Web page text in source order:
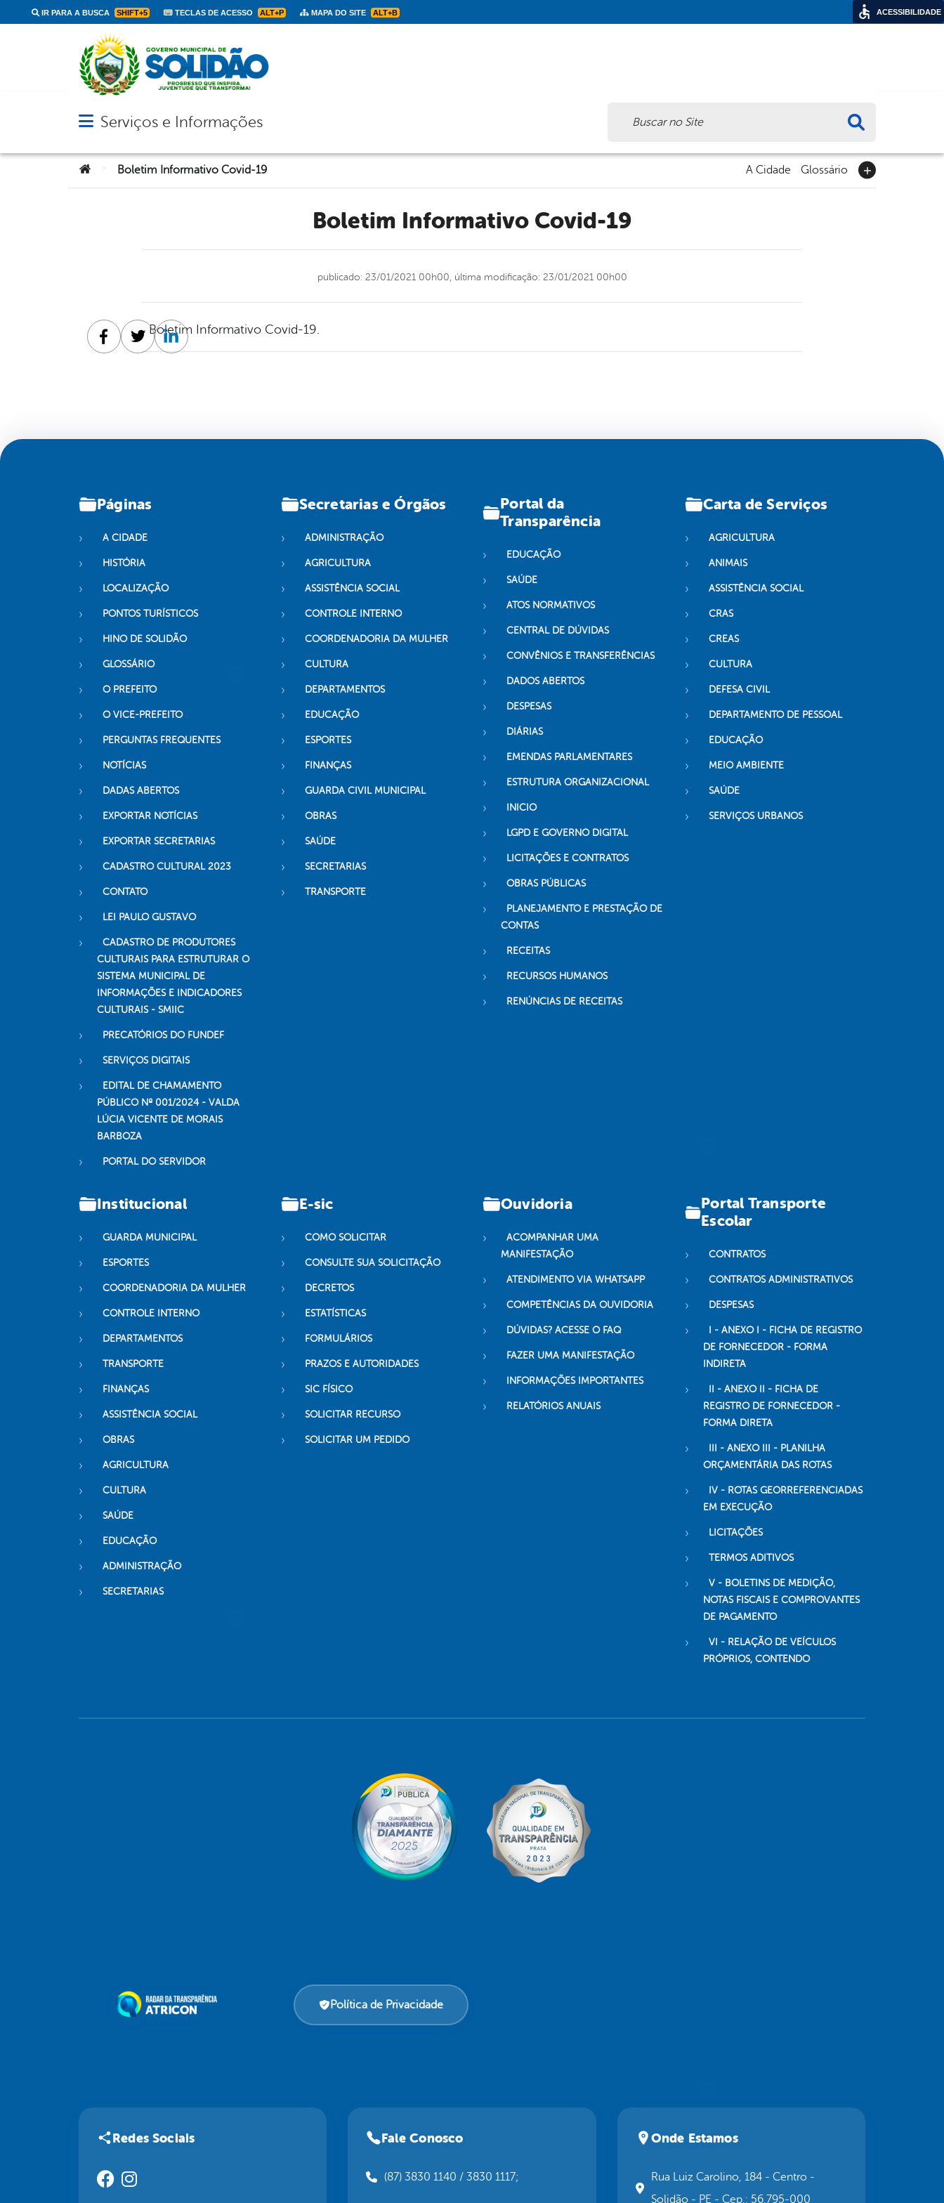
IR PARA A BUSCA SHIFT+5 TECLAS DE ACESSO ALT+P MAPA DO SITE ALT+B
Abrir menu principal de navegação
Serviços e Informações
Você está aqui:Boletim Informativo Covid-19 A Cidade Glossário
Boletim Informativo Covid-19
publicado: 23/01/2021 00h00, última modificação: 23/01/2021 00h00
Boletim Informativo Covid-19.
Facebook
TwitterLinkedin
Páginas
A CIDADE
HISTÓRIA
LOCALIZAÇÃO
PONTOS TURÍSTICOS
HINO DE SOLIDÃO
GLOSSÁRIO
O PREFEITO
O VICE-PREFEITO
PERGUNTAS FREQUENTES
NOTÍCIAS
DADAS ABERTOS
EXPORTAR NOTÍCIAS
EXPORTAR SECRETARIAS
CADASTRO CULTURAL 2023
CONTATO
LEI PAULO GUSTAVO
CADASTRO DE PRODUTORES
CULTURAIS PARA ESTRUTURAR O
SISTEMA MUNICIPAL DE
INFORMAÇÕES E INDICADORES
CULTURAIS - SMIIC
PRECATÓRIOS DO FUNDEF
SERVIÇOS DIGITAIS
EDITAL DE CHAMAMENTO
PÚBLICO Nº 001/2024 - VALDA
LÚCIA VICENTE DE MORAIS
BARBOZA
PORTAL DO SERVIDOR
Secretarias e Órgãos
ADMINISTRAÇÃO
AGRICULTURA
ASSISTÊNCIA SOCIAL
CONTROLE INTERNO
COORDENADORIA DA MULHER
CULTURA
DEPARTAMENTOS
EDUCAÇÃO
ESPORTES
FINANÇAS
GUARDA CIVIL MUNICIPAL
OBRAS
SAÚDE
SECRETARIAS
TRANSPORTE
Portal da
Transparência
EDUCAÇÃO
SAÚDE
ATOS NORMATIVOS
CENTRAL DE DÚVIDAS
CONVÊNIOS E TRANSFERÊNCIAS
DADOS ABERTOS
DESPESAS
DIÁRIAS
EMENDAS PARLAMENTARES
ESTRUTURA ORGANIZACIONAL
INICIO
LGPD E GOVERNO DIGITAL
LICITAÇÕES E CONTRATOS
OBRAS PÚBLICAS
PLANEJAMENTO E PRESTAÇÃO DE
CONTAS
RECEITAS
RECURSOS HUMANOS
RENÚNCIAS DE RECEITAS
Carta de Serviços
AGRICULTURA
ANIMAIS
ASSISTÊNCIA SOCIAL
CRAS
CREAS
CULTURA
DEFESA CIVIL
DEPARTAMENTO DE PESSOAL
EDUCAÇÃO
MEIO AMBIENTE
SAÚDE
SERVIÇOS URBANOS
Institucional
GUARDA MUNICIPAL
ESPORTES
COORDENADORIA DA MULHER
CONTROLE INTERNO
DEPARTAMENTOS
TRANSPORTE
FINANÇAS
ASSISTÊNCIA SOCIAL
OBRAS
AGRICULTURA
CULTURA
SAÚDE
EDUCAÇÃO
ADMINISTRAÇÃO
SECRETARIAS
E-sic
COMO SOLICITAR
CONSULTE SUA SOLICITAÇÃO
DECRETOS
ESTATÍSTICAS
FORMULÁRIOS
PRAZOS E AUTORIDADES
SIC FÍSICO
SOLICITAR RECURSO
SOLICITAR UM PEDIDO
Ouvidoria
ACOMPANHAR UMA
MANIFESTAÇÃO
ATENDIMENTO VIA WHATSAPP
COMPETÊNCIAS DA OUVIDORIA
DÚVIDAS? ACESSE O FAQ
FAZER UMA MANIFESTAÇÃO
INFORMAÇÕES IMPORTANTES
RELATÓRIOS ANUAIS
Portal Transporte
Escolar
CONTRATOS
CONTRATOS ADMINISTRATIVOS
DESPESAS
I - ANEXO I - FICHA DE REGISTRO
DE FORNECEDOR - FORMA
INDIRETA
II - ANEXO II - FICHA DE
REGISTRO DE FORNECEDOR -
FORMA DIRETA
III - ANEXO III - PLANILHA
ORÇAMENTÁRIA DAS ROTAS
IV - ROTAS GEORREFERENCIADAS
EM EXECUÇÃO
LICITAÇÕES
TERMOS ADITIVOS
V - BOLETINS DE MEDIÇÃO,
NOTAS FISCAIS E COMPROVANTES
DE PAGAMENTO
VI - RELAÇÃO DE VEÍCULOS
PRÓPRIOS, CONTENDO
Política de Privacidade
Redes Sociais Fale Conosco
(87) 3830 1140 / 3830 1117;
Onde Estamos
Rua Luiz Carolino, 184 - Centro -
Solidão - PE - Cep.: 56.795-000
ACESSIBILIDADE